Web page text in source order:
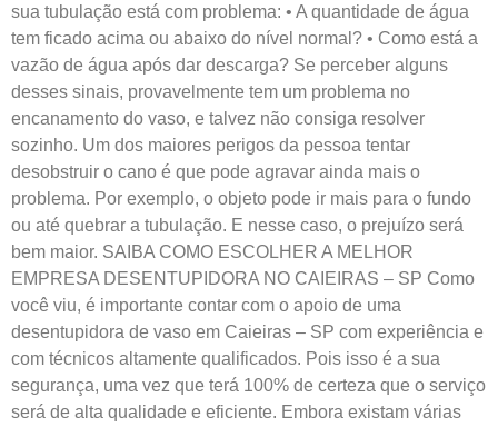
sua tubulação está com problema: • A quantidade de água
tem ficado acima ou abaixo do nível normal? • Como está a
vazão de água após dar descarga? Se perceber alguns
desses sinais, provavelmente tem um problema no
encanamento do vaso, e talvez não consiga resolver
sozinho. Um dos maiores perigos da pessoa tentar
desobstruir o cano é que pode agravar ainda mais o
problema. Por exemplo, o objeto pode ir mais para o fundo
ou até quebrar a tubulação. E nesse caso, o prejuízo será
bem maior. SAIBA COMO ESCOLHER A MELHOR
EMPRESA DESENTUPIDORA NO CAIEIRAS – SP Como
você viu, é importante contar com o apoio de uma
desentupidora de vaso em Caieiras – SP com experiência e
com técnicos altamente qualificados. Pois isso é a sua
segurança, uma vez que terá 100% de certeza que o serviço
será de alta qualidade e eficiente. Embora existam várias